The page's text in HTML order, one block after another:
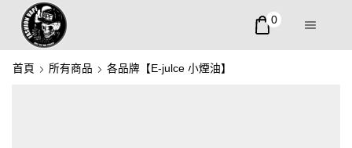
0
首頁 所有商品 各品牌【E-julce 小煙油】